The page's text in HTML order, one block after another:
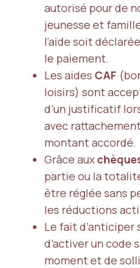
autorisé pour de
jeunesse et
l’aide soit
le paiement.
Les aides CAF
loisirs) sont
d’un justificatif
avec
montant accordé.
Grâce aux
partie ou la
être réglée sans
les réductions
Le fait d’anticiper
d’activer un code
moment et de